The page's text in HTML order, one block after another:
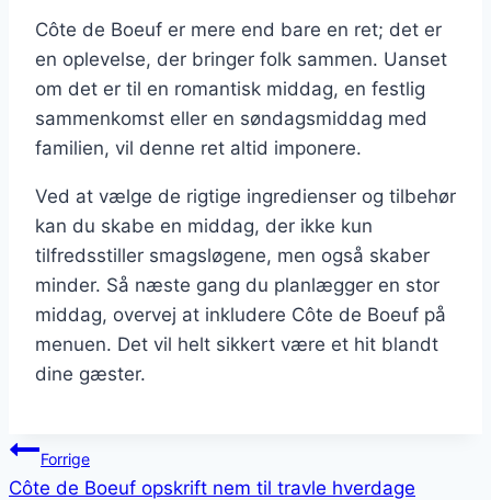
Côte de Boeuf er mere end bare en ret; det er
en oplevelse, der bringer folk sammen. Uanset
om det er til en romantisk middag, en festlig
sammenkomst eller en søndagsmiddag med
familien, vil denne ret altid imponere.
Ved at vælge de rigtige ingredienser og tilbehør
kan du skabe en middag, der ikke kun
tilfredsstiller smagsløgene, men også skaber
minder. Så næste gang du planlægger en stor
middag, overvej at inkludere Côte de Boeuf på
menuen. Det vil helt sikkert være et hit blandt
dine gæster.
Indlægsnavigation
Forrige
Côte de Boeuf opskrift nem til travle hverdage